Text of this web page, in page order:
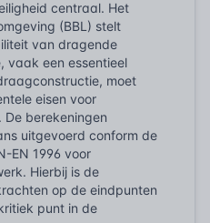
centraal. Het
(BBL) stelt
van dragende
vaak een essentieel
moet
eisen voor
berekeningen
uitgevoerd conform de
EN 1996 voor
Hierbij is de
op de eindpunten
punt in de